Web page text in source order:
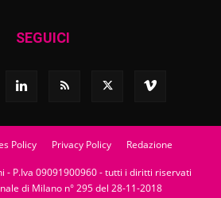
SEGUICI
Policy Privacy Policy Redazione
- P.Iva 09091900960 - tutti i diritti riservati
di Milano n° 295 del 28-11-2018